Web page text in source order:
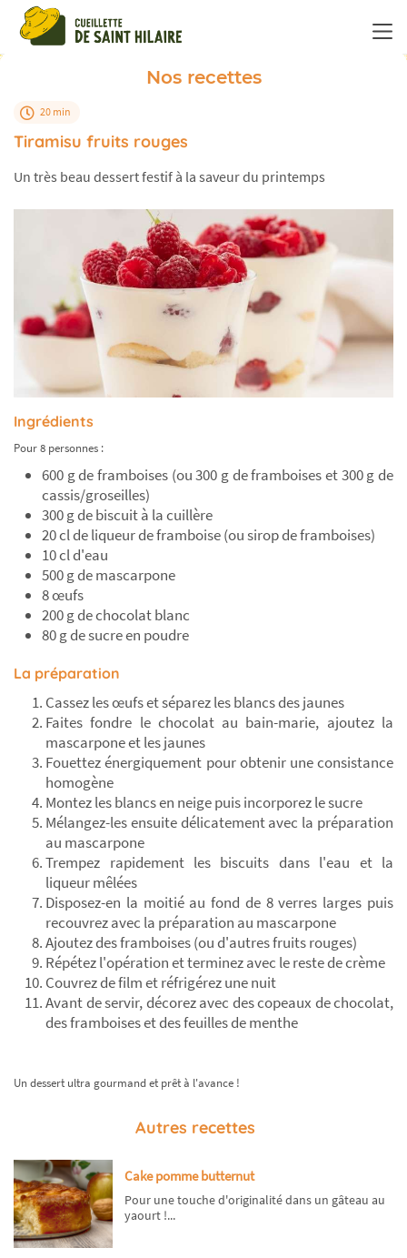
Nos recettes
20 min
Tiramisu fruits rouges
Un très beau dessert festif à la saveur du printemps
Ingrédients
Pour 8 personnes :
600 g de framboises (ou 300 g de framboises et 300 g de
cassis/groseilles)
300 g de biscuit à la cuillère
20 cl de liqueur de framboise (ou sirop de framboises)
10 cl d'eau
500 g de mascarpone
8 œufs
200 g de chocolat blanc
80 g de sucre en poudre
La préparation
Cassez les œufs et séparez les blancs des jaunes
Faites fondre le chocolat au bain-marie, ajoutez la
mascarpone et les jaunes
Fouettez énergiquement pour obtenir une consistance
homogène
Montez les blancs en neige puis incorporez le sucre
Mélangez-les ensuite délicatement avec la préparation
au mascarpone
Trempez rapidement les biscuits dans l'eau et la
liqueur mêlées
Disposez-en la moitié au fond de 8 verres larges puis
recouvrez avec la préparation au mascarpone
Ajoutez des framboises (ou d'autres fruits rouges)
Répétez l'opération et terminez avec le reste de crème
Couvrez de film et réfrigérez une nuit
Avant de servir, décorez avec des copeaux de chocolat,
des framboises et des feuilles de menthe
Un dessert ultra gourmand et prêt à l'avance !
Autres recettes
Cake pomme butternut
Pour une touche d'originalité dans un gâteau au
yaourt !...
Panneau de gestion des cookies